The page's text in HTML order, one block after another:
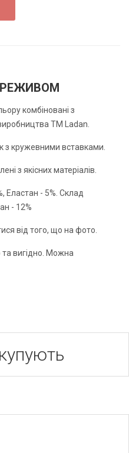
комбіновані з
TM Ladan.
з кружевними вставками.
з якісних матеріалів.
Еластан - 5%. Склад
- 12%
від того, що на фото.
вигідно. Можна